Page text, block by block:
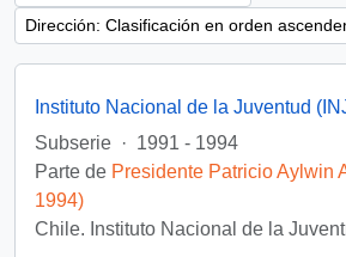
Dirección: Clasificación en orden
Instituto Nacional de la Juventud
Subserie · 1991 - 1994
Parte de Presidente Patricio Aylwin
1994)
Chile. Instituto Nacional de la